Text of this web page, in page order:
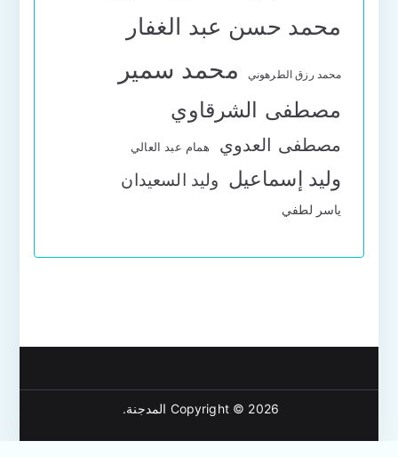
محمد حسن عبد الغفار
محمد رزق الطرهوني محمد سمير
مصطفى الشرقاوي
مصطفى العدوي همام عبد العالي
وليد إسماعيل وليد السعيدان
ياسر لطفي
Copyright © 2026 المدجنة.